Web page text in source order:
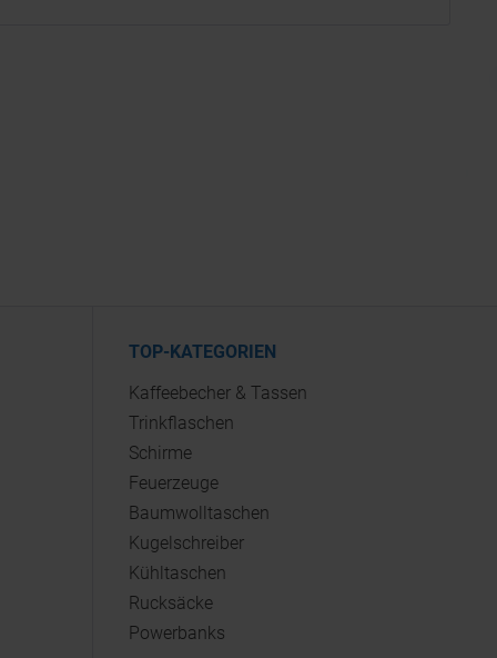
TOP-KATEGORIEN
Kaffeebecher & Tassen
Trinkflaschen
Schirme
Feuerzeuge
Baumwolltaschen
Kugelschreiber
Kühltaschen
Rucksäcke
Powerbanks